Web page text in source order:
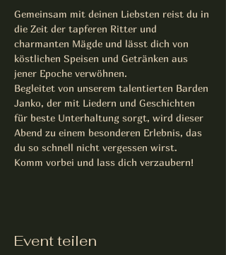
Gemeinsam mit deinen Liebsten reist du in
die Zeit der tapferen Ritter und
charmanten Mägde und lässt dich von
köstlichen Speisen und Getränken aus
jener Epoche verwöhnen.
Begleitet von unserem talentierten Barden
Janko, der mit Liedern und Geschichten
für beste Unterhaltung sorgt, wird dieser
Abend zu einem besonderen Erlebnis, das
du so schnell nicht vergessen wirst.
Komm vorbei und lass dich verzaubern!
Event teilen